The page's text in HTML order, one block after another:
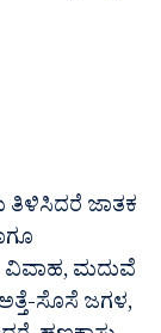
ತಿಳಿಸಿದರೆ ಜಾತಕ
ವಿವಾಹ, ಮದುವೆ
ಸೊಸೆ ಜಗಳ,